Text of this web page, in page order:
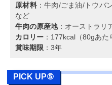
原材料：牛肉/ごま油/トウバ
など
牛肉の原産地：オーストラリ
カロリー ：177kcal（80gあた
賞味期限 ：3年
PICK UP⑤